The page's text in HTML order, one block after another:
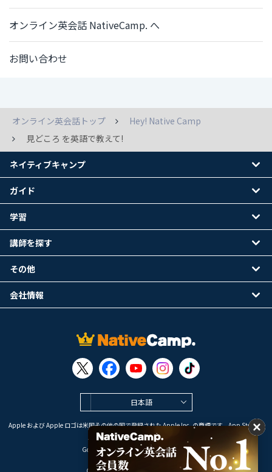
オンライン英会話 NativeCamp. へ
お問い合わせ
オンライン英会話トップ
Hey! Native Camp
見どころ を英語で教えて!
日本語
Apple および Apple ロゴは米国その他の国で登録された Apple Inc. の商標です。App Store は
Apple Inc. のサービスマークです。
Google Play は Google LLC の商標です。
ネイティブキャンプ
ガイド
学習
講師を探す
その他
会社情報